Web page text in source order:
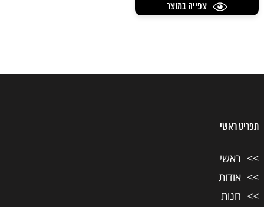
צפייה במוצר
תפריט ראשי
ראשי
אודות
חנות